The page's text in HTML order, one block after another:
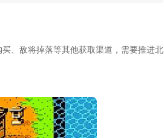
、敌将掉落等其他获取渠道，需要推进北